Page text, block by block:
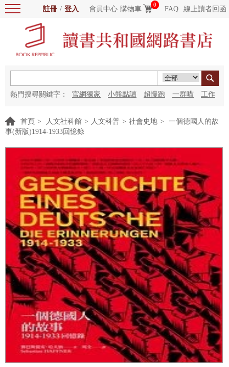
註冊 / 登入 會員中心 購物車
0
FAQ 線上讀者回函
熱門搜尋關鍵字： 官網獨家 小熊點讀 超慢跑 一群喵 工作
首頁 > 人文社科館 > 人文科普 > 社會史地 >
一個德國人的故
事(新版)1914-1933回憶錄